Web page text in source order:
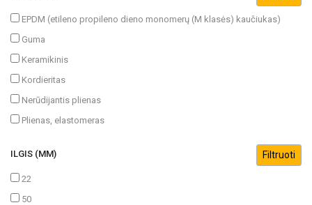
EPDM (etileno propileno dieno monomerų (M klasės) kaučiukas)
Guma
Keramikinis
Kordieritas
Nerūdijantis plienas
Plienas, elastomeras
ILGIS (MM)
22
50